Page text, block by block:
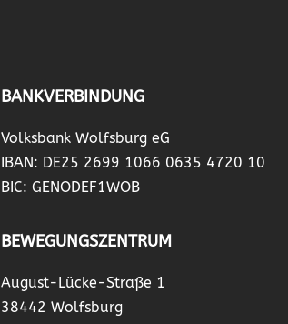
BANKVERBINDUNG
Volksbank Wolfsburg eG
IBAN: DE25 2699 1066 0635 4720 10
BIC: GENODEF1WOB
BEWEGUNGSZENTRUM
August-Lücke-Straße 1
38442 Wolfsburg